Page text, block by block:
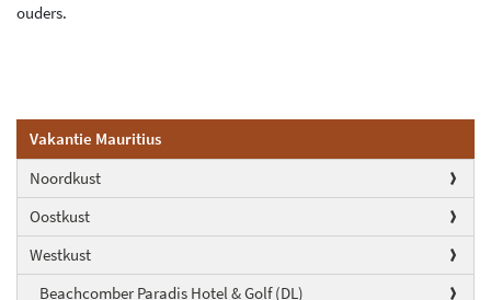
Vakantie Mauritius
Noordkust
Oostkust
Westkust
Beachcomber Paradis Hotel & Golf (DL)
ouders.